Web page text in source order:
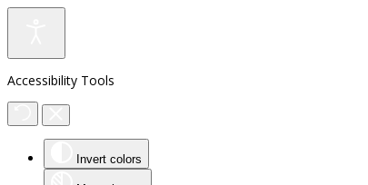
Accessibility Tools
Invert colors